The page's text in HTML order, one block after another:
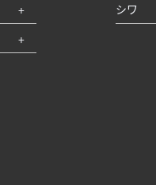
シワ